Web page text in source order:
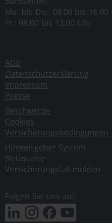
dieser Website in
Erlaubnis zulässig.
Anbieters können
(Datum, Uhrzeit,
gespeichert werden.
den personenbezogenen
anonymisiert. Sie werden
statistischen Zwecken
Weitergabe an Dritte, zu
nichtkommerziellen
Der Anbieter weist
Kommunikation per E-
aufweisen und nicht
durch Dritte geschützt
Mo. bis Do.: 08.00 bis 16.00
Fr.: 08.00 bis 13.00 Uhr
AGB
Datenschutzerklärung
Impressum
Presse
Beschwerde
Cookies
Versicherungsbedingungen
Hinweisgeber-System
Netiquette
Versicherungsfall melden
Folgen Sie uns auf: